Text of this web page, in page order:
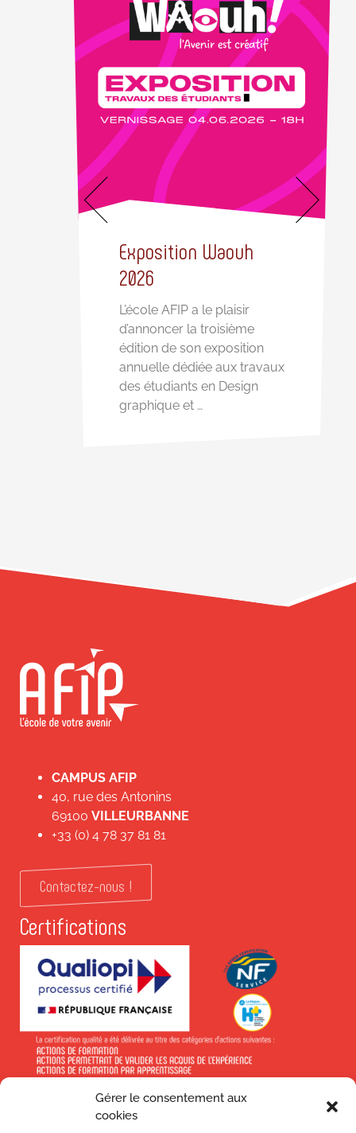
Gérer le consentement aux
cookies
Exposition Waouh
2026
L’école AFIP a le plaisir
d’annoncer la troisième
édition de son exposition
annuelle dédiée aux travaux
des étudiants en Design
graphique et …
CAMPUS AFIP
40, rue des Antonins
69100 VILLEURBANNE
+33 (0) 4 78 37 81 81
Contactez-nous !
Certifications
En savoir +